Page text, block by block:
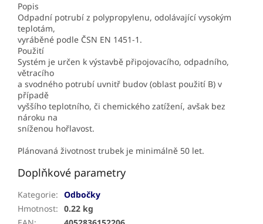
Popis
Odpadní potrubí z polypropylenu, odolávající vysokým
teplotám,
vyráběné podle ČSN EN 1451-1.
Použití
Systém je určen k výstavbě připojovacího, odpadního,
větracího
a svodného potrubí uvnitř budov (oblast použití B) v
případě
vyššího teplotního, či chemického zatížení, avšak bez
nároku na
sníženou hořlavost.
Plánovaná životnost trubek je minimálně 50 let.
Doplňkové parametry
Kategorie: Odbočky
Hmotnost: 0.22 kg